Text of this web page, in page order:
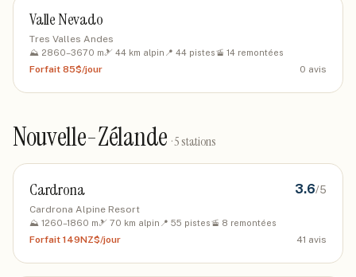
Valle Nevado
Tres Valles Andes
⛰️ 2860–3670 m🎿 44 km alpin 📍 44 pistes🚡 14 remontées
Forfait 85$/jour 0 avis
Nouvelle-Zélande ·5stations
Cardrona
Cardrona Alpine Resort
3.6/5
⛰️ 1260–1860 m🎿 70 km alpin 📍 55 pistes🚡 8 remontées
Forfait 149NZ$/jour 41 avis